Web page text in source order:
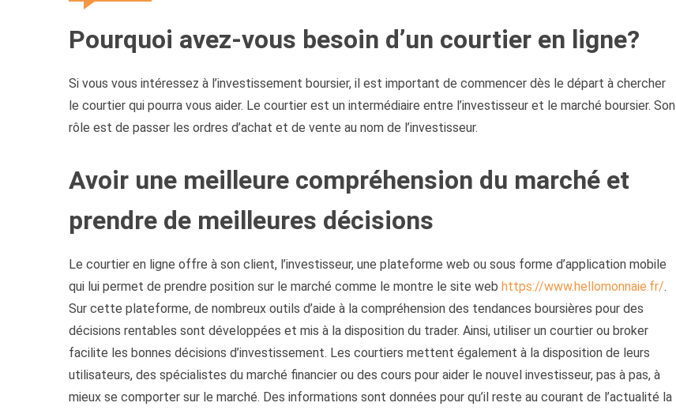
Pourquoi avez-vous besoin d’un courtier en ligne?
Si vous vous intéressez à l’investissement boursier, il est important de commencer dès le départ à chercher
le courtier qui pourra vous aider. Le courtier est un intermédiaire entre l’investisseur et le marché boursier. Son
rôle est de passer les ordres d’achat et de vente au nom de l’investisseur.
Avoir une meilleure compréhension du marché et
prendre de meilleures décisions
Le courtier en ligne offre à son client, l’investisseur, une plateforme web ou sous forme d’application mobile
qui lui permet de prendre position sur le marché comme le montre le site web https://www.hellomonnaie.fr/.
Sur cette plateforme, de nombreux outils d’aide à la compréhension des tendances boursières pour des
décisions rentables sont développées et mis à la disposition du trader. Ainsi, utiliser un courtier ou broker
facilite les bonnes décisions d’investissement. Les courtiers mettent également à la disposition de leurs
utilisateurs, des spécialistes du marché financier ou des cours pour aider le nouvel investisseur, pas à pas, à
mieux se comporter sur le marché. Des informations sont données pour qu’il reste au courant de l’actualité la